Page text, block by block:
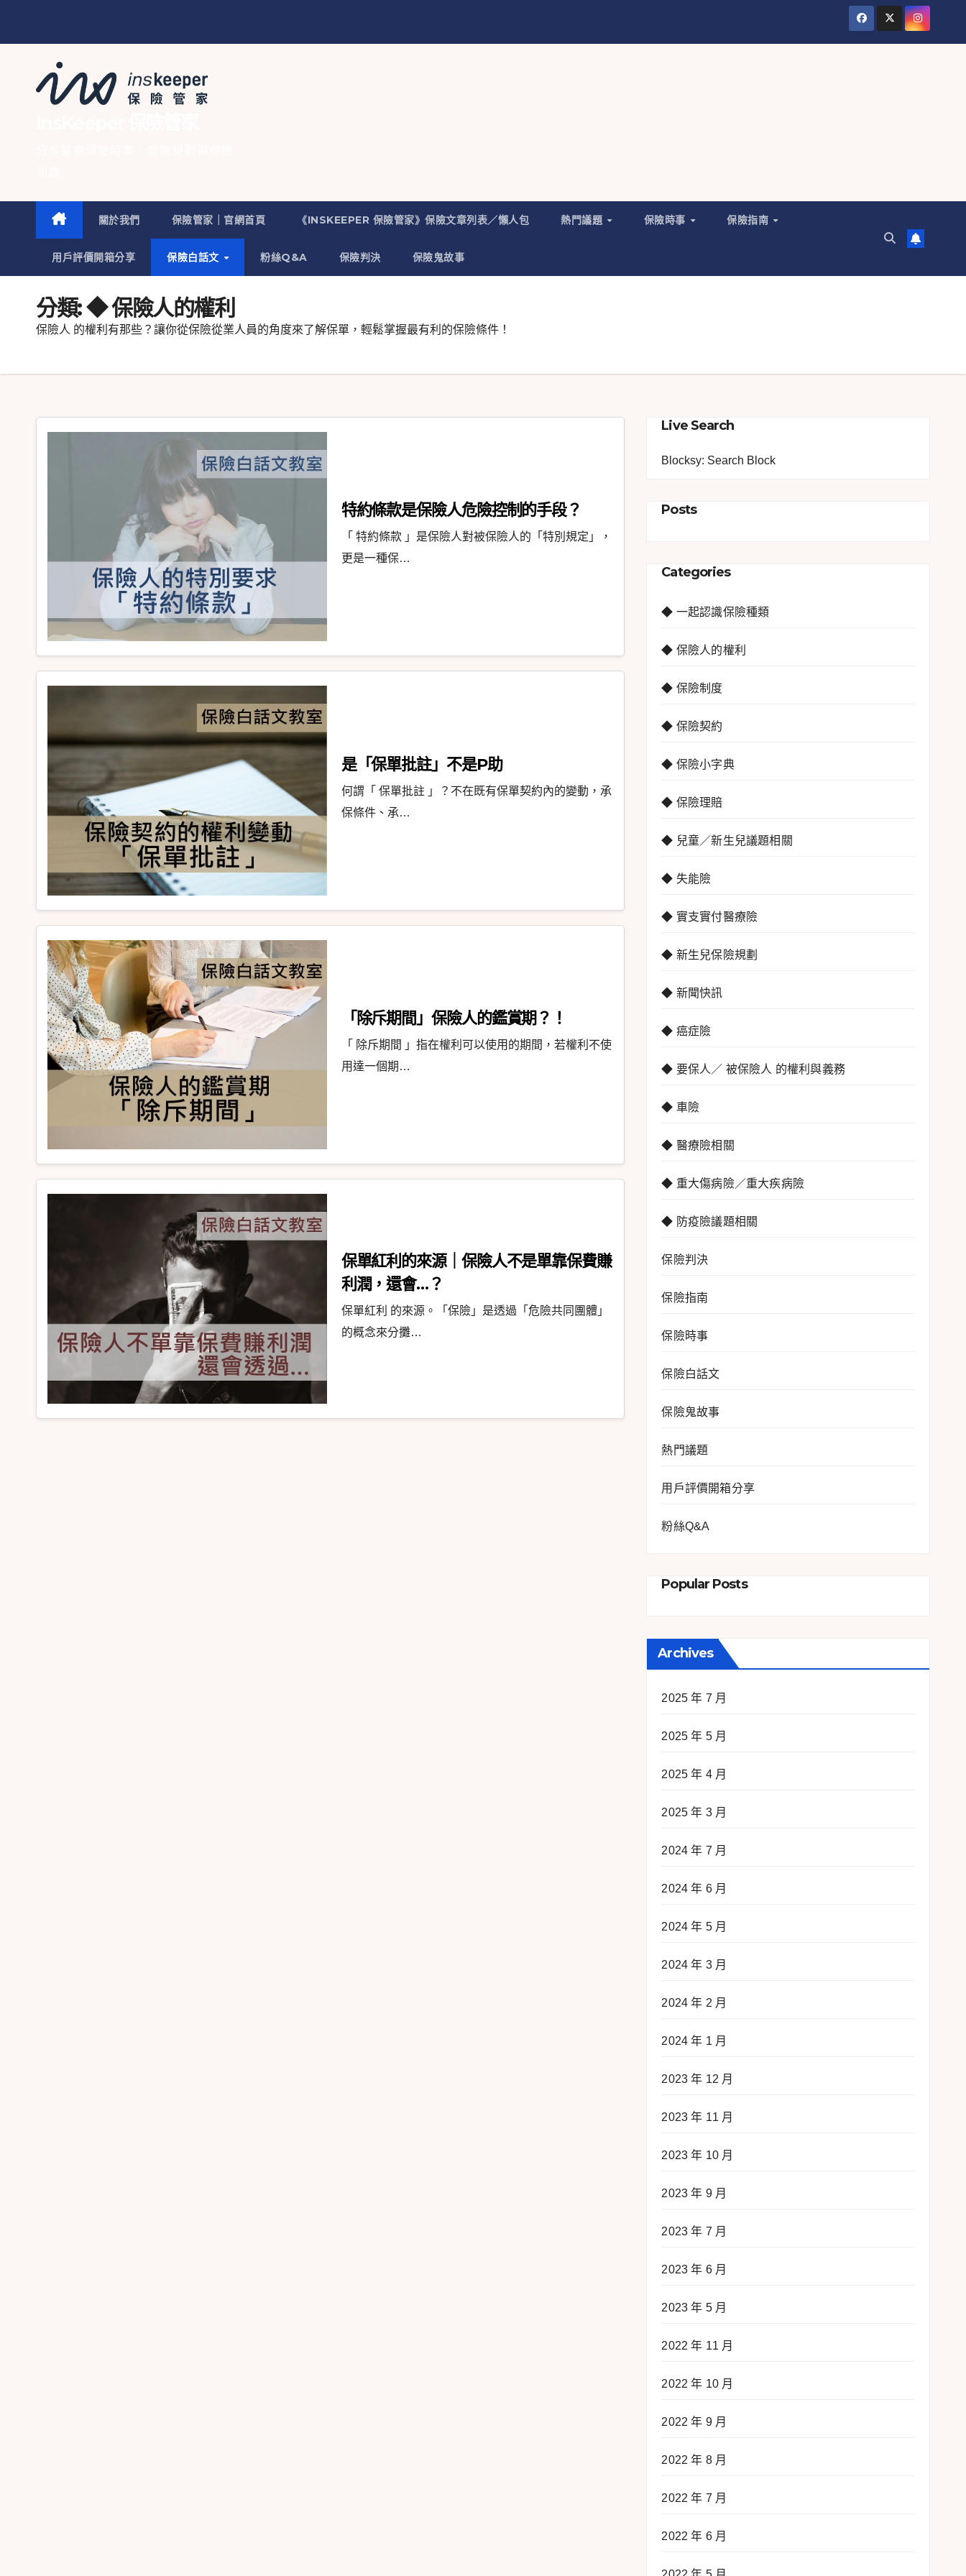
關於我們 保險管家｜官網首頁 《INSKEEPER 保險管家》保險文章列表／懶人包 熱門議題 保險時事 保險指南
用戶評價開箱分享 保險白話文 粉絲Q&A 保險判決 保險鬼故事
分類:◆ 保險人的權利
保險人 的權利有那些？讓你從保險從業人員的角度來了解保單，輕鬆掌握最有利的保險條件！
特約條款是保險人危險控制的手段？
「 特約條款 」是保險人對被保險人的「特別規定」，
更是一種保…
是「保單批註」不是P助
何謂「 保單批註 」？不在既有保單契約內的變動，承
保條件、承…
「除斥期間」保險人的鑑賞期？！
「 除斥期間 」指在權利可以使用的期間，若權利不使
用達一個期…
保單紅利的來源｜保險人不是單靠保費賺
利潤，還會…？
保單紅利 的來源。「保險」是透過「危險共同團體」
的概念來分攤…
Live Search
Blocksy: Search Block
Posts
Categories
◆ 一起認識保險種類
◆ 保險人的權利
◆ 保險制度
◆ 保險契約
◆ 保險小字典
◆ 保險理賠
◆ 兒童／新生兒議題相關
◆ 失能險
◆ 實支實付醫療險
◆ 新生兒保險規劃
◆ 新聞快訊
◆ 癌症險
◆ 要保人／ 被保險人 的權利與義務
◆ 車險
◆ 醫療險相關
◆ 重大傷病險／重大疾病險
◆ 防疫險議題相關
保險判決
保險指南
保險時事
保險白話文
保險鬼故事
熱門議題
用戶評價開箱分享
粉絲Q&A
Popular Posts
Archives
2025 年 7 月
2025 年 5 月
2025 年 4 月
2025 年 3 月
2024 年 7 月
2024 年 6 月
2024 年 5 月
2024 年 3 月
2024 年 2 月
2024 年 1 月
2023 年 12 月
2023 年 11 月
2023 年 10 月
2023 年 9 月
2023 年 7 月
2023 年 6 月
2023 年 5 月
2022 年 11 月
2022 年 10 月
2022 年 9 月
2022 年 8 月
2022 年 7 月
2022 年 6 月